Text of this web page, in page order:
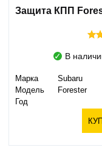
Защита КПП
В
Марка
Subaru
Модель
Forester
Год